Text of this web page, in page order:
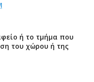
ή το τμήμα που
του χώρου ή της